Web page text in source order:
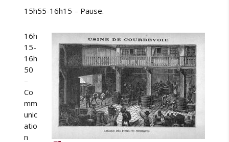
15h55-16h15 – Pause.
16h
15-
16h
50
–
Co
mm
unic
atio
n